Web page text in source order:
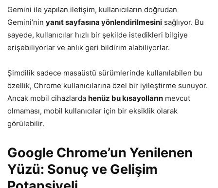
Gemini ile yapılan iletişim, kullanıcıların doğrudan
Gemini’nin yanıt sayfasına yönlendirilmesini sağlıyor. Bu
sayede, kullanıcılar hızlı bir şekilde istedikleri bilgiye
erişebiliyorlar ve anlık geri bildirim alabiliyorlar.
Şimdilik sadece masaüstü sürümlerinde kullanılabilen bu
özellik, Chrome kullanıcılarına özel bir iyileştirme sunuyor.
Ancak mobil cihazlarda henüz bu kısayolların mevcut
olmaması, mobil kullanıcılar için bir eksiklik olarak
görülebilir.
Google Chrome’un Yenilenen
Yüzü: Sonuç ve Gelişim